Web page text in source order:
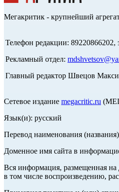
Мегакритик - крупнейший
Телефон редакции: 89220866202,
Рекламный отдел:
Главный редактор Швецов
Сетевое издание megacritic.ru
Язык(и): русский
Перевод наименования
Доменное имя сайта в
Вся информация, размещенная на
в том числе воспроизведению,